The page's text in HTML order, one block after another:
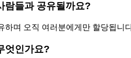
람들과 공유될까요?
하며 오직 여러분에게만 할당됩
엇인가요?